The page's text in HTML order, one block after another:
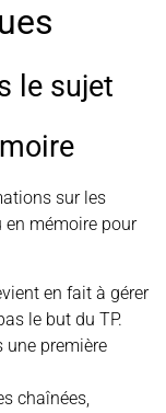
le sujet
sur les
mémoire pour
en fait à gérer
le but du TP.
une première
chaînées,